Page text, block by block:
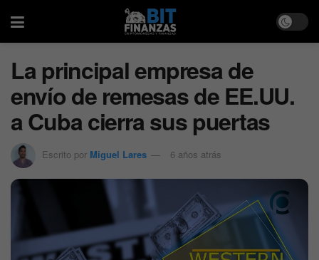
La principal empresa de
envío de remesas de EE.UU.
a Cuba cierra sus puertas
Escrito por Miguel Lares 6 años atrás